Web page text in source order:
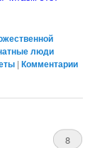
люди
|Комментарии
8